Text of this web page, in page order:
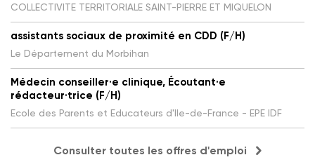
COLLECTIVITE TERRITORIALE SAINT-PIERRE ET MIQUELON
assistants sociaux de proximité en CDD (F/H)
Le Département du Morbihan
Médecin conseiller·e clinique, Écoutant·e
rédacteur·trice (F/H)
Ecole des Parents et Educateurs d'Ile-de-France - EPE IDF
Consulter toutes les offres d'emploi